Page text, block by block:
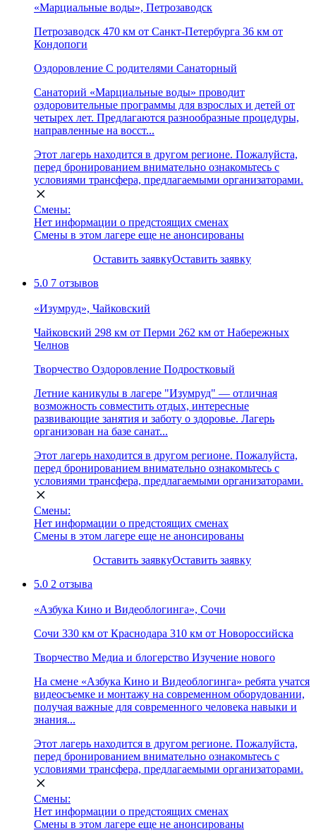
«Марциальные воды», Петрозаводск
Петрозаводск 470 км от Санкт-Петербурга 36 км от
Кондопоги
Оздоровление С родителями Санаторный
Санаторий «Марциальные воды» проводит
оздоровительные программы для взрослых и детей от
четырех лет. Предлагаются разнообразные процедуры,
направленные на восст...
Этот лагерь находится в другом регионе. Пожалуйста,
перед бронированием внимательно ознакомьтесь с
условиями трансфера, предлагаемыми организаторами.
Смены:
Нет информации о предстоящих сменах
Смены в этом лагере еще не анонсированы
Оставить заявкуОставить заявку
5.0 7 отзывов
«Изумруд», Чайковский
Чайковский 298 км от Перми 262 км от Набережных
Челнов
Творчество Оздоровление Подростковый
Летние каникулы в лагере "Изумруд" — отличная
возможность совместить отдых, интересные
развивающие занятия и заботу о здоровье. Лагерь
организован на базе санат...
Этот лагерь находится в другом регионе. Пожалуйста,
перед бронированием внимательно ознакомьтесь с
условиями трансфера, предлагаемыми организаторами.
Смены:
Нет информации о предстоящих сменах
Смены в этом лагере еще не анонсированы
Оставить заявкуОставить заявку
5.0 2 отзыва
«Азбука Кино и Видеоблогинга», Сочи
Сочи 330 км от Краснодара 310 км от Новороссийска
Творчество Медиа и блогерство Изучение нового
На смене «Азбука Кино и Видеоблогинга» ребята учатся
видеосъемке и монтажу на современном оборудовании,
получая важные для современного человека навыки и
знания...
Этот лагерь находится в другом регионе. Пожалуйста,
перед бронированием внимательно ознакомьтесь с
условиями трансфера, предлагаемыми организаторами.
Смены:
Нет информации о предстоящих сменах
Смены в этом лагере еще не анонсированы